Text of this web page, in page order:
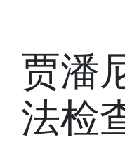
贾潘
法检